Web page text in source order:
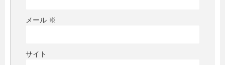
メール ※
サイト